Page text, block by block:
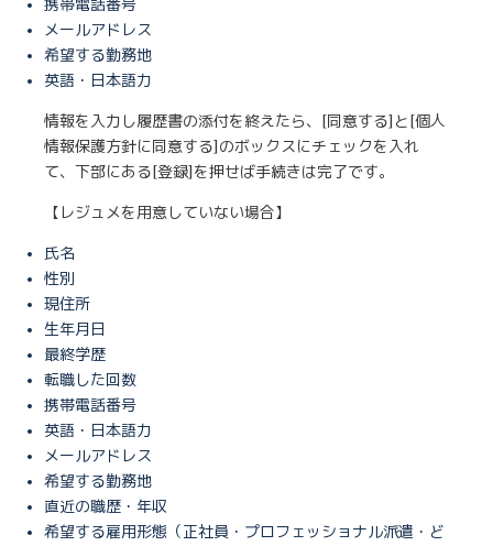
携帯電話番号
メールアドレス
希望する勤務地
英語・日本語力
情報を入力し履歴書の添付を終えたら、[同意する]と[個人
情報保護方針に同意する]のボックスにチェックを入れ
て、下部にある[登録]を押せば手続きは完了です。
【レジュメを用意していない場合】
氏名
性別
現住所
生年月日
最終学歴
転職した回数
携帯電話番号
英語・日本語力
メールアドレス
希望する勤務地
直近の職歴・年収
希望する雇用形態（正社員・プロフェッショナル派遣・ど